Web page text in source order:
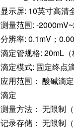
显示屏: 10英寸高清
测量范围: -
分辨率: 0.1mV；
滴定管规格: 20mL
滴定模式: 固定终点
应用范围： 酸碱滴
滴定
测量方法： 无限制
记录存储： 无限制